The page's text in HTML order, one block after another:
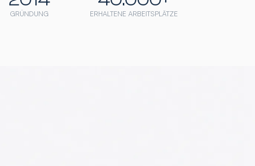
GRÜNDUNG ERHALTENE ARBEITSPLÄTZE